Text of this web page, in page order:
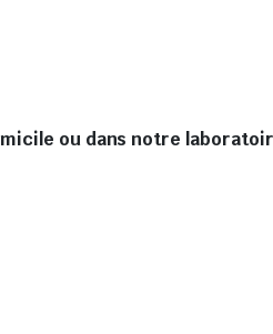
ou dans notre